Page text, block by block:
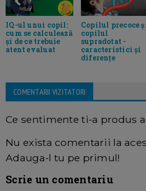
IQ-ul unui copil:
cum se calculează
și de ce trebuie
atent evaluat
Copilul precoce
copilul
supradotat -
caracteristici și
diferențe
COMENTARII VIZITATORI
Ce sentimente ti-a produs
Nu exista comentarii la
Adauga-l tu pe primul!
Scrie un comentariu